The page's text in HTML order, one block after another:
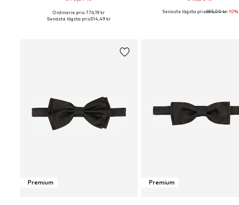
Tillgängliga storlekar: One Size
Ordinarie pris: 776,19 kr
Senaste lägsta pris:514,49 kr
Tillgängliga storlekar: One Size
Senaste lägsta pris:685,00 kr-10%
Premium Premium